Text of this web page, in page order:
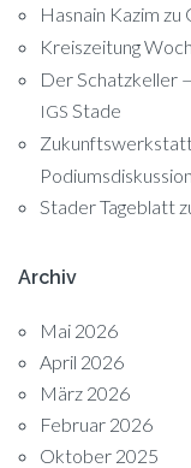
Hasnain Kazim zu
Kreiszeitung
Der Schatzkeller
IGS Stade
Stader Tageblatt
Archiv
Mai 2026
April 2026
März 2026
Februar 2026
Oktober 2025